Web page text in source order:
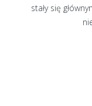
stały się